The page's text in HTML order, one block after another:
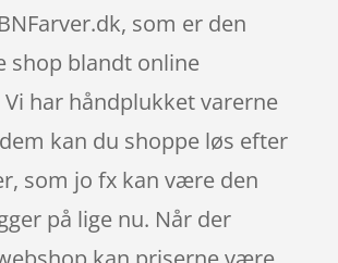
som er den
shop blandt online
har håndplukket varerne
kan du shoppe løs efter
som jo fx kan være den
på lige nu. Når der